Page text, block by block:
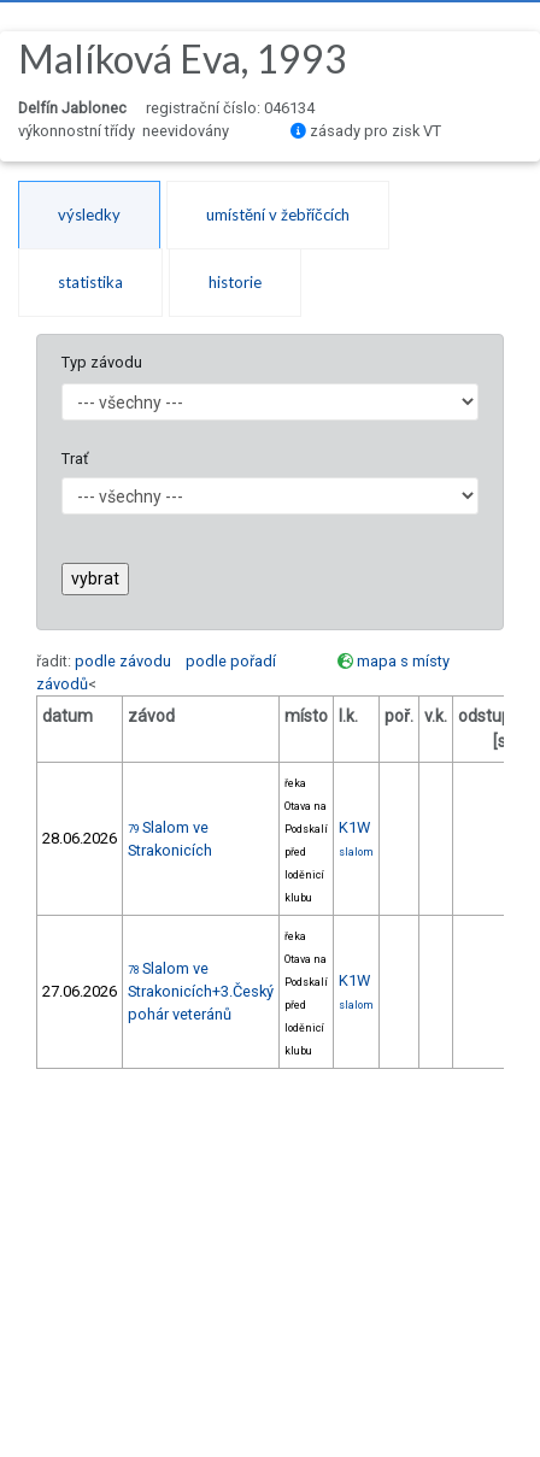
Malíková Eva, 1993
Delfín Jablonec
registrační číslo: 046134
výkonnostní třídy neevidovány
zásady pro zisk VT
výsledky umístění v žebříčcích
statistika historie
Typ závodu
Trať
řadit: podle závodu podle pořadí
mapa s místy
závodů<
datum závod místo l.k. poř. v.k. odstup
[s]
28.06.2026 79 Slalom ve
Strakonicích
řeka
Otava na
Podskalí
před
loděnicí
klubu
K1W
slalom
27.06.2026
78 Slalom ve
Strakonicích+3.Český
pohár veteránů
řeka
Otava na
Podskalí
před
loděnicí
klubu
K1W
slalom